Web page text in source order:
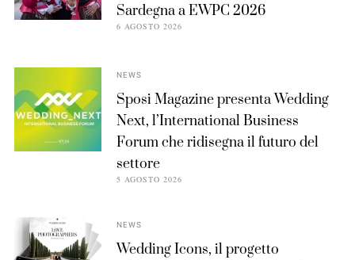
Sardegna a EWPC 2026
6 AGOSTO 2026
NEWS
Sposi Magazine presenta Wedding
Next, l’International Business
Forum che ridisegna il futuro del
settore
5 AGOSTO 2026
NEWS
Wedding Icons, il progetto